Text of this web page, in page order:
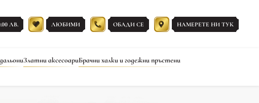
ЛВ. ЛЮБИМИ ОБАДИ СЕ НАМЕРЕТЕ НИ ТУК
Златни аксесоариБрачни халки и годежни пръстени